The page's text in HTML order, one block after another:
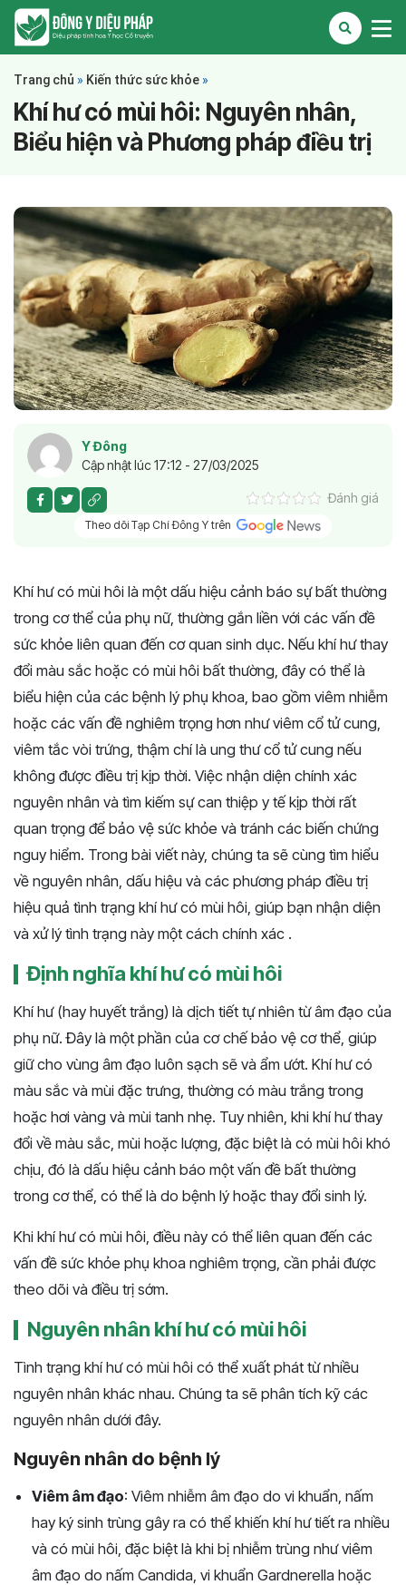
Trang chủ » Kiến thức sức khỏe »
Khí hư có mùi hôi: Nguyên nhân,
Biểu hiện và Phương pháp điều trị
Y Đông
Cập nhật lúc 17:12 - 27/03/2025
Đánh giá
Theo dõi Tạp Chí Đông Y trên
Khí hư có mùi hôi là một dấu hiệu cảnh báo sự bất thường
trong cơ thể của phụ nữ, thường gắn liền với các vấn đề
sức khỏe liên quan đến cơ quan sinh dục. Nếu khí hư thay
đổi màu sắc hoặc có mùi hôi bất thường, đây có thể là
biểu hiện của các bệnh lý phụ khoa, bao gồm viêm nhiễm
hoặc các vấn đề nghiêm trọng hơn như viêm cổ tử cung,
viêm tắc vòi trứng, thậm chí là ung thư cổ tử cung nếu
không được điều trị kịp thời. Việc nhận diện chính xác
nguyên nhân và tìm kiếm sự can thiệp y tế kịp thời rất
quan trọng để bảo vệ sức khỏe và tránh các biến chứng
nguy hiểm. Trong bài viết này, chúng ta sẽ cùng tìm hiểu
về nguyên nhân, dấu hiệu và các phương pháp điều trị
hiệu quả tình trạng khí hư có mùi hôi, giúp bạn nhận diện
và xử lý tình trạng này một cách chính xác .
Định nghĩa khí hư có mùi hôi
Khí hư (hay huyết trắng) là dịch tiết tự nhiên từ âm đạo của
phụ nữ. Đây là một phần của cơ chế bảo vệ cơ thể, giúp
giữ cho vùng âm đạo luôn sạch sẽ và ẩm ướt. Khí hư có
màu sắc và mùi đặc trưng, thường có màu trắng trong
hoặc hơi vàng và mùi tanh nhẹ. Tuy nhiên, khi khí hư thay
đổi về màu sắc, mùi hoặc lượng, đặc biệt là có mùi hôi khó
chịu, đó là dấu hiệu cảnh báo một vấn đề bất thường
trong cơ thể, có thể là do bệnh lý hoặc thay đổi sinh lý.
Khi khí hư có mùi hôi, điều này có thể liên quan đến các
vấn đề sức khỏe phụ khoa nghiêm trọng, cần phải được
theo dõi và điều trị sớm.
Nguyên nhân khí hư có mùi hôi
Tình trạng khí hư có mùi hôi có thể xuất phát từ nhiều
nguyên nhân khác nhau. Chúng ta sẽ phân tích kỹ các
nguyên nhân dưới đây.
Nguyên nhân do bệnh lý
Viêm âm đạo: Viêm nhiễm âm đạo do vi khuẩn, nấm
hay ký sinh trùng gây ra có thể khiến khí hư tiết ra nhiều
và có mùi hôi, đặc biệt là khi bị nhiễm trùng như viêm
âm đạo do nấm Candida, vi khuẩn Gardnerella hoặc